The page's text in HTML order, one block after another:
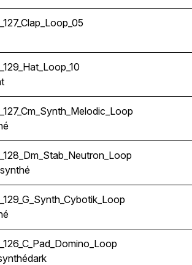
dark